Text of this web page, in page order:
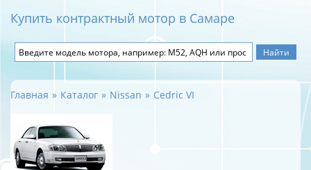
Купить контрактный мотор в Самаре
Главная Каталог Nissan Cedric VI